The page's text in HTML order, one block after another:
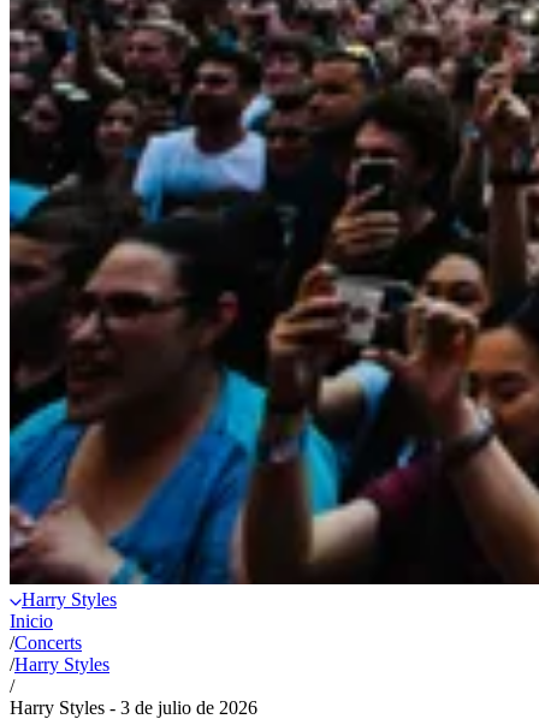
Harry Styles
Inicio
/Concerts
/Harry Styles
/
Harry Styles - 3 de julio de 2026